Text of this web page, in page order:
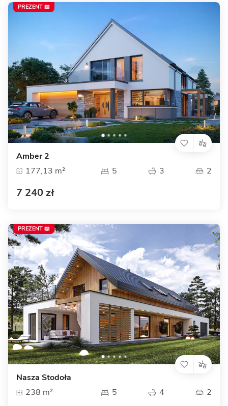
Amber 2
177,13 m²
5 3 2
7 240 zł
PREZENT 📖
Nasza Stodoła
238 m²
5 4 2
PREZENT 📖